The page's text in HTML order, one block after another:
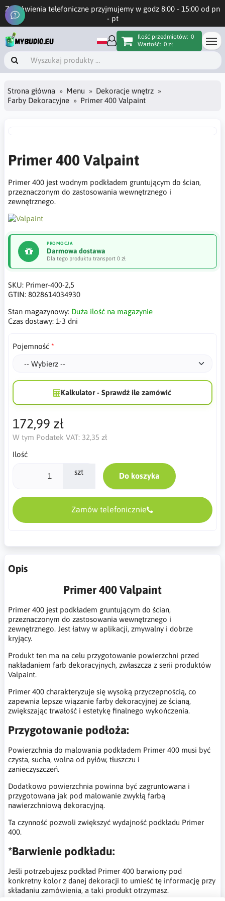
Zamówienia telefoniczne przyjmujemy w godz 8:00 - 15:00 od pn
- pt
Ilość przedmiotów: 0
Wartość: 0 zł
Strona główna Menu
Dekoracje wnętrz
Farby Dekoracyjne
Primer 400 Valpaint
Primer 400 Valpaint
Primer 400 jest wodnym podkładem gruntującym do ścian,
przeznaczonym do zastosowania wewnętrznego i
zewnętrznego.
PROMOCJA
Darmowa dostawa
Dla tego produktu transport 0 zł
SKU: Primer-400-2,5
GTIN: 8028614034930
Stan magazynowy: Duża ilość na magazynie
Czas dostawy: 1-3 dni
Pojemność
Kalkulator - Sprawdź ile zamówić
172,99 zł
W tym Podatek VAT: 32,35 zł
Ilość
szt Do koszyka
Zamów telefonicznie
Opis
Primer 400 Valpaint
Primer 400 jest podkładem gruntującym do ścian,
przeznaczonym do zastosowania wewnętrznego i
zewnętrznego. Jest łatwy w aplikacji, zmywalny i dobrze
kryjący.
Produkt ten ma na celu przygotowanie powierzchni przed
nakładaniem farb dekoracyjnych, zwłaszcza z serii produktów
Valpaint.
Primer 400 charakteryzuje się wysoką przyczepnością, co
zapewnia lepsze wiązanie farby dekoracyjnej ze ścianą,
zwiększając trwałość i estetykę finalnego wykończenia.
Przygotowanie podłoża:
Powierzchnia do malowania podkładem Primer 400 musi być
czysta, sucha, wolna od pyłów, tłuszczu i
zanieczyszczeń.
Dodatkowo powierzchnia powinna być zagruntowana i
przygotowana jak pod malowanie zwykłą farbą
nawierzchniową dekoracyjną.
Ta czynność pozwoli zwiększyć wydajność podkładu Primer
400.
*Barwienie podkładu:
Jeśli potrzebujesz podkład Primer 400 barwiony pod
konkretny kolor z danej dekoracji to umieść tę informację przy
składaniu zamówienia, a taki produkt otrzymasz.